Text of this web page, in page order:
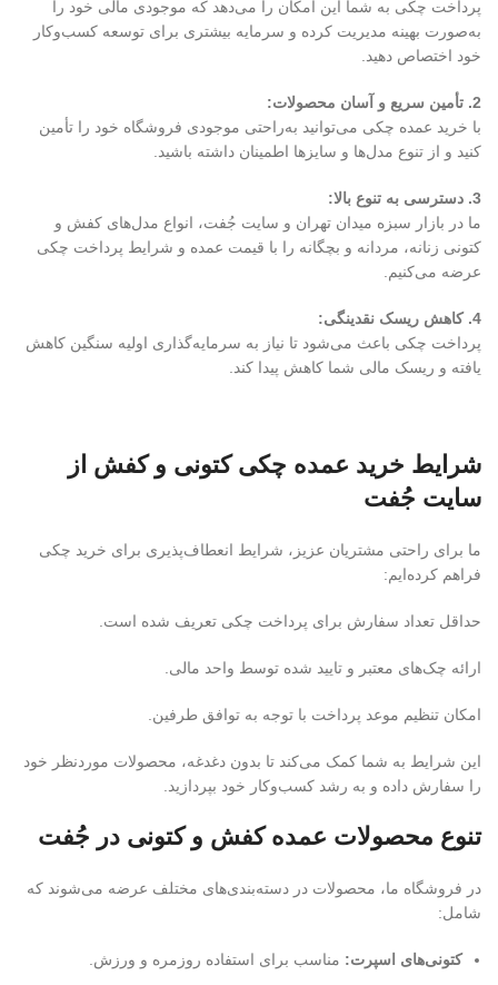
پرداخت چکی به شما این امکان را می‌دهد که موجودی مالی خود را
به‌صورت بهینه مدیریت کرده و سرمایه بیشتری برای توسعه کسب‌وکار
خود اختصاص دهید.
2. تأمین سریع و آسان محصولات:
با خرید عمده چکی می‌توانید به‌راحتی موجودی فروشگاه خود را تأمین
کنید و از تنوع مدل‌ها و سایزها اطمینان داشته باشید.
3. دسترسی به تنوع بالا:
ما در بازار سبزه میدان تهران و سایت جُفت، انواع مدل‌های کفش و
کتونی زنانه، مردانه و بچگانه را با قیمت عمده و شرایط پرداخت چکی
عرضه می‌کنیم.
4. کاهش ریسک نقدینگی:
پرداخت چکی باعث می‌شود تا نیاز به سرمایه‌گذاری اولیه سنگین کاهش
یافته و ریسک مالی شما کاهش پیدا کند.
شرایط خرید عمده چکی کتونی و کفش از
سایت جُفت
ما برای راحتی مشتریان عزیز، شرایط انعطاف‌پذیری برای خرید چکی
فراهم کرده‌ایم:
حداقل تعداد سفارش برای پرداخت چکی تعریف شده است.
ارائه چک‌های معتبر و تایید شده توسط واحد مالی.
امکان تنظیم موعد پرداخت با توجه به توافق طرفین.
این شرایط به شما کمک می‌کند تا بدون دغدغه، محصولات موردنظر خود
را سفارش داده و به رشد کسب‌وکار خود بپردازید.
تنوع محصولات عمده کفش و کتونی در جُفت
در فروشگاه ما، محصولات در دسته‌بندی‌های مختلف عرضه می‌شوند که
شامل:
کتونی‌های اسپرت: مناسب برای استفاده روزمره و ورزش.